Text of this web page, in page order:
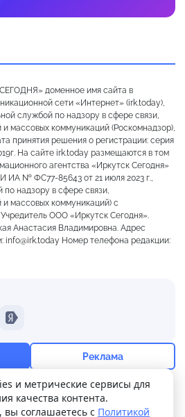
Ощущается как +19
758 мм 88%
доменное имя сайта в
сети «Интернет» (irk.today),
службой по надзору в сфере связи,
массовых коммуникаций (Роскомнадзор),
принятия решения о регистрации: серия
На сайте irk.today размещаются в том
агентства «Иркутск Сегодня»
ИА № ФС77-85643 от 21 июля 2023 г.,
надзору в сфере связи,
массовых коммуникаций) с
ООО «Иркутск Сегодня».
Анастасия Владимировна. Адрес
info@irk.today Номер телефона редакции:
Прислать новость
Yandex
Реклама
и метрические сервисы для
качества контента.
соглашаетесь с Политикой